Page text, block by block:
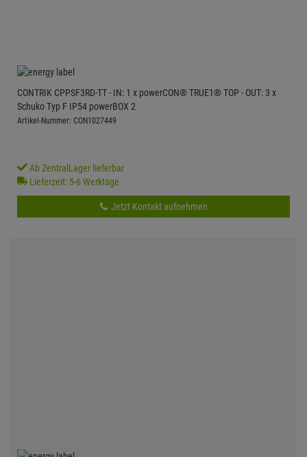
CONTRIK CPPSF3RD-TT - IN: 1 x powerCON® TRUE1® TOP - OUT: 3 x
Schuko Typ F IP54 powerBOX 2
Artikel-Nummer: CON1027449
Ab ZentralLager lieferbar
Lieferzeit: 5-6 Werktage
Jetzt Kontakt aufnehmen